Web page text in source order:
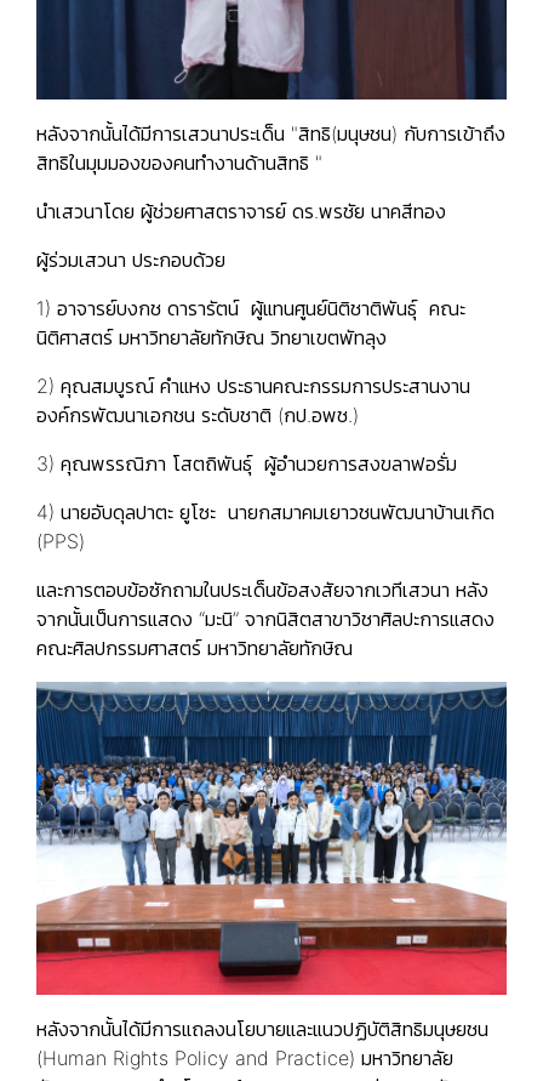
หลังจากนั้นได้มีการเสวนาประเด็น "สิทธิ(มนุษชน) กับการเข้าถึง
สิทธิในมุมมองของคนทำงานด้านสิทธิ "
นำเสวนาโดย ผู้ช่วยศาสตราจารย์ ดร.พรชัย นาคสีทอง
ผู้ร่วมเสวนา ประกอบด้วย
1) อาจารย์บงกช ดารารัตน์ ผู้แทนศูนย์นิติชาติพันธุ์ คณะ
นิติศาสตร์ มหาวิทยาลัยทักษิณ วิทยาเขตพัทลุง
2) คุณสมบูรณ์ คำแหง ประธานคณะกรรมการประสานงาน
องค์กรพัฒนาเอกชน ระดับชาติ (กป.อพช.)
3) คุณพรรณิภา โสตถิพันธุ์ ผู้อำนวยการสงขลาฟอรั่ม
4) นายอับดุลปาตะ ยูโซะ นายกสมาคมเยาวชนพัฒนาบ้านเกิด
(PPS)
และการตอบข้อซักถามในประเด็นข้อสงสัยจากเวทีเสวนา หลัง
จากนั้นเป็นการแสดง “มะนิ” จากนิสิตสาขาวิชาศิลปะการแสดง
คณะศิลปกรรมศาสตร์ มหาวิทยาลัยทักษิณ
หลังจากนั้นได้มีการแถลงนโยบายและแนวปฏิบัติสิทธิมนุษยชน
(Human Rights Policy and Practice) มหาวิทยาลัย